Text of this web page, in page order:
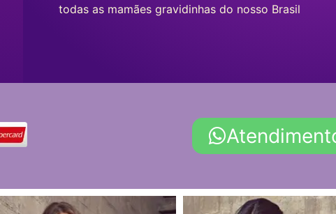
todas as mamães gravidinhas do nosso Brasil